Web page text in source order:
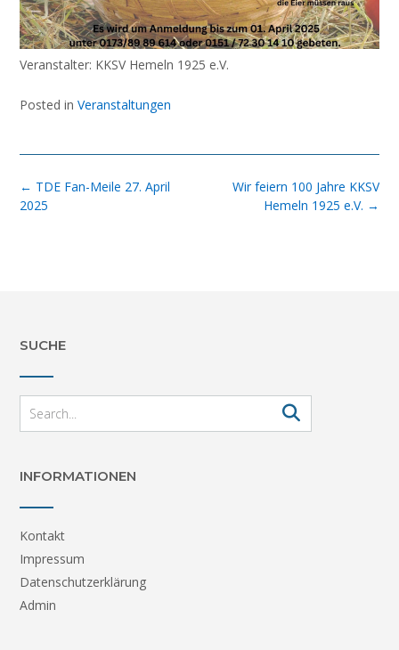
Veranstalter: KKSV Hemeln 1925 e.V.
Posted in Veranstaltungen
Post
navigation
Wir feiern 100 Jahre KKSV
Hemeln 1925 e.V. →
← TDE Fan-Meile 27. April
2025
SUCHE
INFORMATIONEN
Kontakt
Impressum
Datenschutzerklärung
Admin